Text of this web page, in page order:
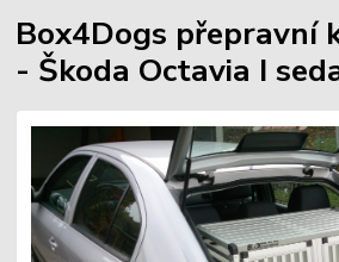
Box4Dogs přepravní
- Škoda Octavia I